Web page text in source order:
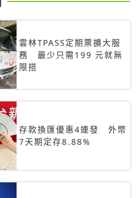
雲林TPASS定期票擴大服
務 最少只需199 元就無
限搭
存款換匯優惠4連發 外幣
7天期定存8.88%